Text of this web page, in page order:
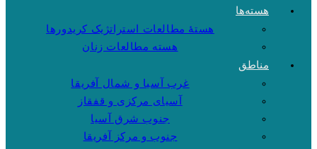
هسته‌ها
هستهٔ مطالعات استراتژیک کریدورها
هسته مطالعات زنان
مناطق
غرب آسیا و شمال آفریقا
آسیای مرکزی و قفقاز
جنوب شرق آسیا
جنوب و مرکز آفریقا